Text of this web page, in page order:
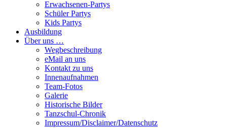
Erwachsenen-Partys
Schüler Partys
Kids Partys
Ausbildung
Über uns …
Wegbeschreibung
eMail an uns
Kontakt zu uns
Innenaufnahmen
Team-Fotos
Galerie
Historische Bilder
Tanzschul-Chronik
Impressum/Disclaimer/Datenschutz